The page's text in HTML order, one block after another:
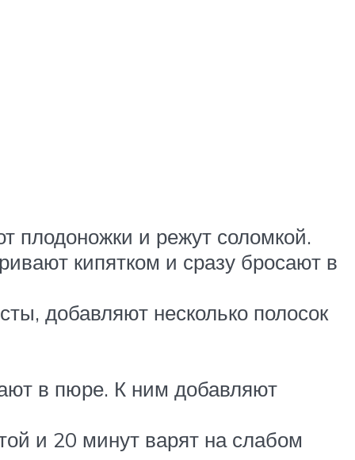
плодоножки и режут соломкой.
кипятком и сразу бросают в
добавляют несколько полосок
в пюре. К ним добавляют
и 20 минут варят на слабом